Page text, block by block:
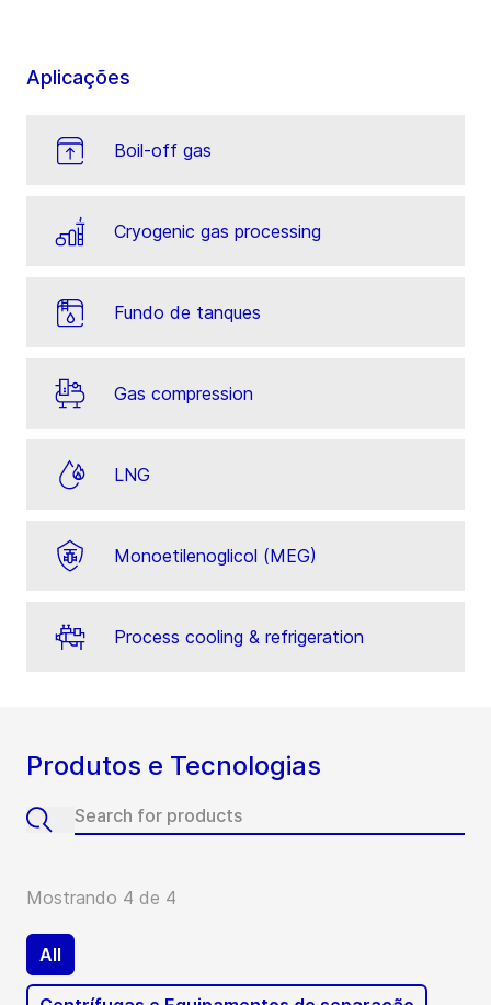
Aplicações
Boil-off gas
Cryogenic gas processing
Fundo de tanques
Gas compression
LNG
Monoetilenoglicol (MEG)
Process cooling & refrigeration
Produtos e Tecnologias
Mostrando 4 de 4
All